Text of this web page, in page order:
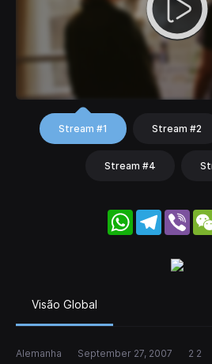
Stream #1 Stream #2
Stream #4
WhatsApp
Telegram
Visão Global
Alemanha September 27, 2007 2 2